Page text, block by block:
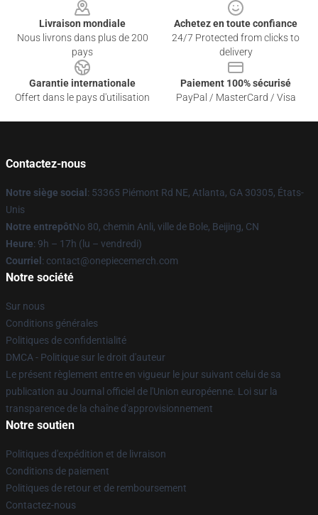
Livraison mondiale
Nous livrons dans plus de 200
pays
Achetez en toute confiance
24/7 Protected from clicks to
delivery
Garantie internationale
Offert dans le pays d'utilisation
Paiement 100% sécurisé
PayPal / MasterCard / Visa
Contactez-nous
Notre siège social : 53365 Piémont Rd NE, Atlanta, GA 30305, États-
Unis
Notre entrepôtNo 80, chemin Anli, ville de Bole, Beijing, CN
Heure: 9h – 17h (lu – vendredi)
Courriel : contact@onepiecemerch.com
Notre société
Sur nous
Conditions générales
Politiques de confidentialité
DMCA - Politique sur le droit d'auteur
Le présent règlement entre en vigueur le jour suivant celui de sa
publication au Journal officiel de l'Union européenne. Loi sur la
transparence de la chaîne d'approvisionnement
Notre soutien
Politiques d'expédition et de livraison
Conditions de paiement
Politiques de retour et de remboursement
Contactez-nous